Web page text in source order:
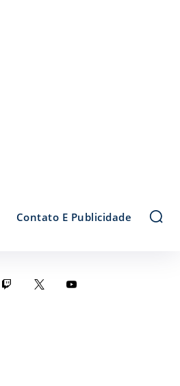
Contato E Publicidade